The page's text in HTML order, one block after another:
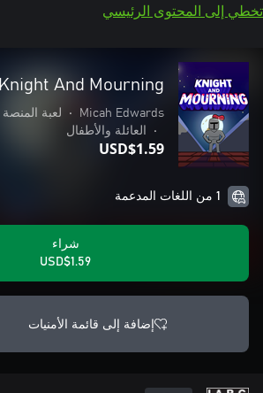
تخطي إلى المحتوى الرئيسي
Knight And Mourning
Micah Edwards
• لعبة المنصة
•
العائلة والأطفال
USD$1.59
1 من اللغات المدعمة
شراء
USD$1.59
إضافة إلى قائمة الأمنيات